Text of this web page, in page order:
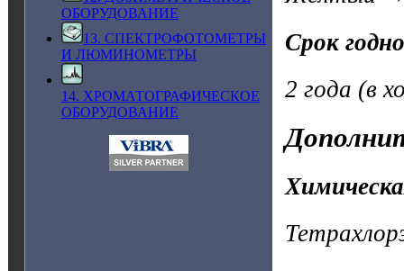
ОБОРУДОВАНИЕ
13. СПЕКТРОФОТОМЕТРЫ
И ЛЮМИНОМЕТРЫ
14. ХРОМАТОГРАФИЧЕСКОЕ
ОБОРУДОВАНИЕ
Срок
2 года (в